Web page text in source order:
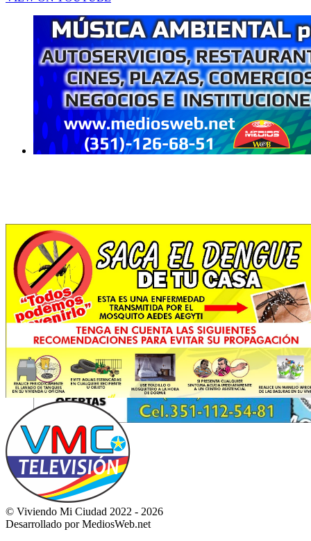
© Viviendo Mi Ciudad 2022 - 2026
Desarrollado por MediosWeb.net